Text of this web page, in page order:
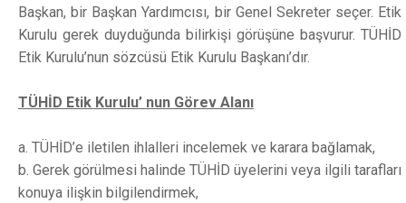
Başkan, bir Başkan Yardımcısı, bir Genel Sekreter seçer. Etik
Kurulu gerek duyduğunda bilirkişi görüşüne başvurur. TÜHİD
Etik Kurulu’nun sözcüsü Etik Kurulu Başkanı’dır.
TÜHİD Etik Kurulu’ nun Görev Alanı
a. TÜHİD’e iletilen ihlalleri incelemek ve karara bağlamak,
b. Gerek görülmesi halinde TÜHİD üyelerini veya ilgili tarafları
konuya ilişkin bilgilendirmek,